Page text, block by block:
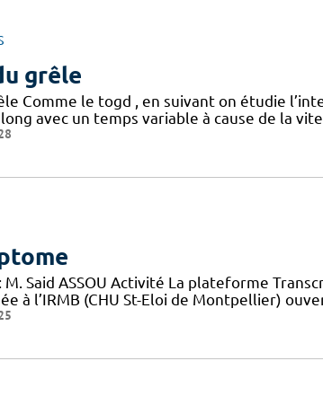
grêle
Comme le togd , en suivant on étudie
avec un temps variable à cause de la
M. Said ASSOU Activité La plateforme
à l’IRMB (CHU St-Eloi de Montpellier)